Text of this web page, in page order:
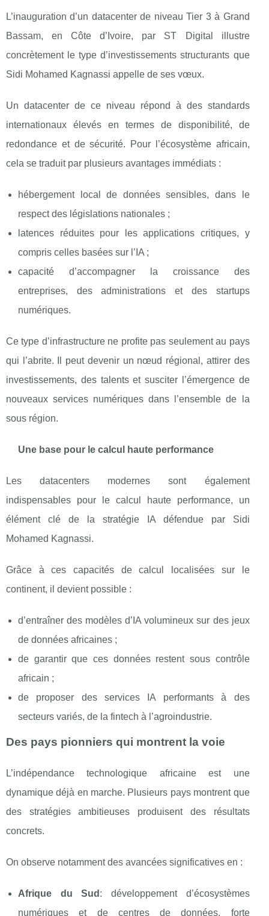
L’inauguration d’un datacenter de niveau Tier 3 à Grand
Bassam, en Côte d’Ivoire, par ST Digital illustre
concrètement le type d’investissements structurants que
Sidi Mohamed Kagnassi appelle de ses vœux.
Un datacenter de ce niveau répond à des standards
internationaux élevés en termes de disponibilité, de
redondance et de sécurité. Pour l’écosystème africain,
cela se traduit par plusieurs avantages immédiats :
hébergement local de données sensibles, dans le
respect des législations nationales ;
latences réduites pour les applications critiques, y
compris celles basées sur l’IA ;
capacité d’accompagner la croissance des
entreprises, des administrations et des startups
numériques.
Ce type d’infrastructure ne profite pas seulement au pays
qui l’abrite. Il peut devenir un nœud régional, attirer des
investissements, des talents et susciter l’émergence de
nouveaux services numériques dans l’ensemble de la
sous région.
Une base pour le calcul haute performance
Les datacenters modernes sont également
indispensables pour le calcul haute performance, un
élément clé de la stratégie IA défendue par Sidi
Mohamed Kagnassi.
Grâce à ces capacités de calcul localisées sur le
continent, il devient possible :
d’entraîner des modèles d’IA volumineux sur des jeux
de données africaines ;
de garantir que ces données restent sous contrôle
africain ;
de proposer des services IA performants à des
secteurs variés, de la fintech à l’agroindustrie.
Des pays pionniers qui montrent la voie
L’indépendance technologique africaine est une
dynamique déjà en marche. Plusieurs pays montrent que
des stratégies ambitieuses produisent des résultats
concrets.
On observe notamment des avancées significatives en :
Afrique du Sud : développement d’écosystèmes
numériques et de centres de données, forte